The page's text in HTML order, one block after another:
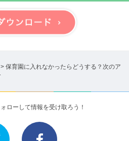
> 保育園に入れなかったらどうする？次のア
ローして情報を受け取ろう！